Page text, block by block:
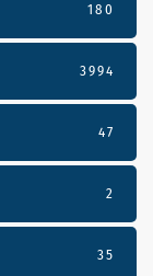
180
3994
47
2
35